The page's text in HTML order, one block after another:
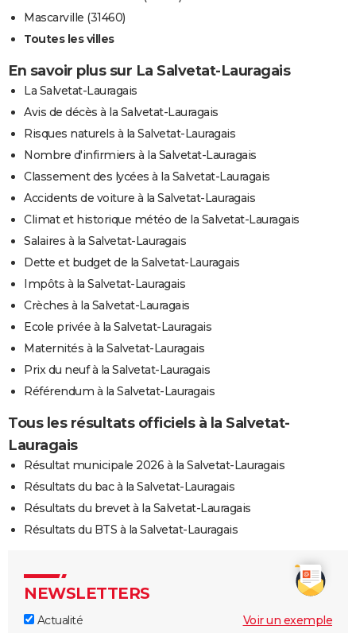
Mascarville (31460)
Toutes les villes
En savoir plus sur La Salvetat-Lauragais
La Salvetat-Lauragais
Avis de décès à la Salvetat-Lauragais
Risques naturels à la Salvetat-Lauragais
Nombre d'infirmiers à la Salvetat-Lauragais
Classement des lycées à la Salvetat-Lauragais
Accidents de voiture à la Salvetat-Lauragais
Climat et historique météo de la Salvetat-Lauragais
Salaires à la Salvetat-Lauragais
Dette et budget de la Salvetat-Lauragais
Impôts à la Salvetat-Lauragais
Crèches à la Salvetat-Lauragais
Ecole privée à la Salvetat-Lauragais
Maternités à la Salvetat-Lauragais
Prix du neuf à la Salvetat-Lauragais
Référendum à la Salvetat-Lauragais
Tous les résultats officiels à la Salvetat-
Lauragais
Résultat municipale 2026 à la Salvetat-Lauragais
Résultats du bac à la Salvetat-Lauragais
Résultats du brevet à la Salvetat-Lauragais
Résultats du BTS à la Salvetat-Lauragais
NEWSLETTERS
Actualité
Voir un exemple